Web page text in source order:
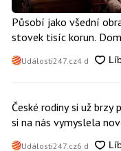
Působí jako všední
stovek tisíc korun.
Události247.cz4 d
České rodiny si už
si na nás vymyslela
nikdo
Události247.cz6 d